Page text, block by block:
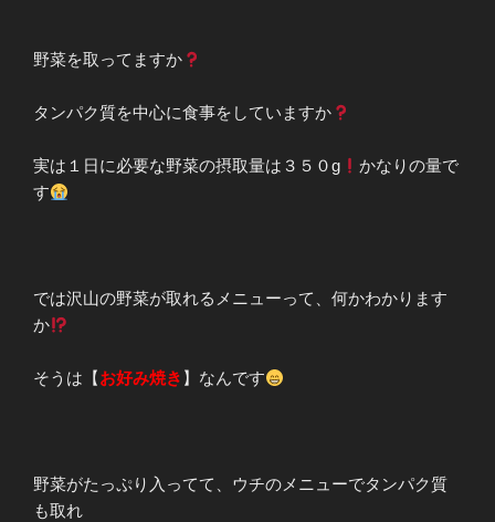
野菜を取ってますか
タンパク質を中心に食事をしていますか
実は１日に必要な野菜の摂取量は３５０g
かなりの量で
す
では沢山の野菜が取れるメニューって、何かわかります
か
そうは【 お好み焼き 】なんです
野菜がたっぷり入ってて、ウチのメニューでタンパク質
も取れ